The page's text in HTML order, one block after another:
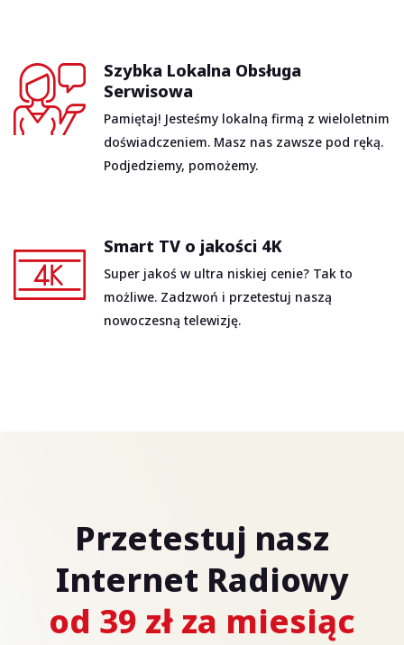
Szybka Lokalna Obsługa
Serwisowa
Pamiętaj! Jesteśmy lokalną firmą z wieloletnim
doświadczeniem. Masz nas zawsze pod ręką.
Podjedziemy, pomożemy.
Smart TV o jakości 4K
Super jakoś w ultra niskiej cenie? Tak to
możliwe. Zadzwoń i przetestuj naszą
nowoczesną telewizję.
Przetestuj nasz
Internet Radiowy
od 39 zł za miesiąc